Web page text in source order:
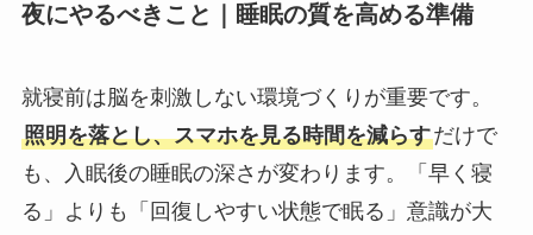
夜にやるべきこと｜睡眠の質を高める準備
就寝前は脳を刺激しない環境づくりが重要です。
照明を落とし、スマホを見る時間を減らすだけで
も、入眠後の睡眠の深さが変わります。「早く寝
る」よりも「回復しやすい状態で眠る」意識が大